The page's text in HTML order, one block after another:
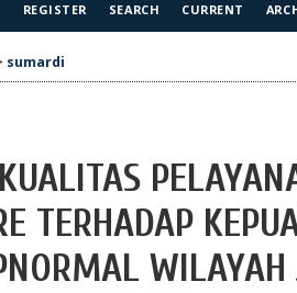
REGISTER SEARCH CURRENT
sumardi
TERHADAP
WILAYAH